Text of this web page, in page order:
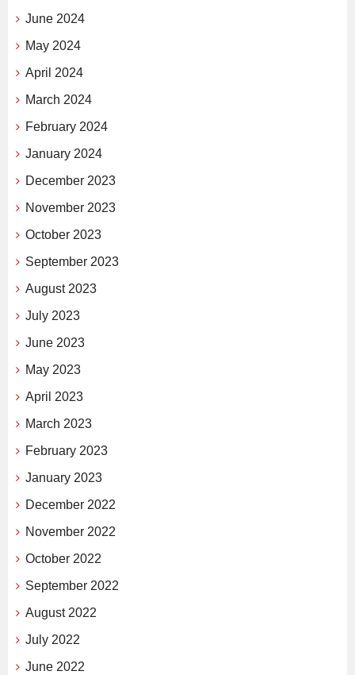
June 2024
May 2024
April 2024
March 2024
February 2024
January 2024
December 2023
November 2023
October 2023
September 2023
August 2023
July 2023
June 2023
May 2023
April 2023
March 2023
February 2023
January 2023
December 2022
November 2022
October 2022
September 2022
August 2022
July 2022
June 2022